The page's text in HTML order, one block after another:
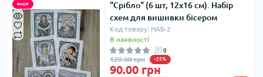
акція
"Срібло" (6 шт, 12х16 см). Набір
схем для вишивки бісером
Код товару: НАБ-2
В наявності
0
120.00 грн -25%
90.00 грн